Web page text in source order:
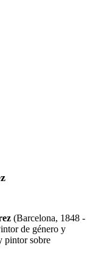
(Barcelona, 1848 -
de género y
pintor sobre